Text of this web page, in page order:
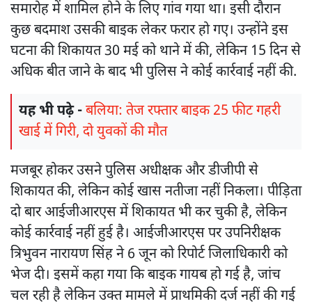
समारोह में शामिल होने के लिए गांव गया था। इसी दौरान
कुछ बदमाश उसकी बाइक लेकर फरार हो गए। उन्होंने इस
घटना की शिकायत 30 मई को थाने में की, लेकिन 15 दिन से
अधिक बीत जाने के बाद भी पुलिस ने कोई कार्रवाई नहीं की.
यह भी पढ़े -बलिया: तेज रफ्तार बाइक 25 फीट गहरी
खाई में गिरी, दो युवकों की मौत
मजबूर होकर उसने पुलिस अधीक्षक और डीजीपी से
शिकायत की, लेकिन कोई खास नतीजा नहीं निकला। पीड़िता
दो बार आईजीआरएस में शिकायत भी कर चुकी है, लेकिन
कोई कार्रवाई नहीं हुई है। आईजीआरएस पर उपनिरीक्षक
त्रिभुवन नारायण सिंह ने 6 जून को रिपोर्ट जिलाधिकारी को
भेज दी। इसमें कहा गया कि बाइक गायब हो गई है, जांच
चल रही है लेकिन उक्त मामले में प्राथमिकी दर्ज नहीं की गई